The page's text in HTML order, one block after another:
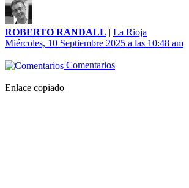
ROBERTO RANDALL | La Rioja
Miércoles, 10 Septiembre 2025 a las 10:48 am
Comentarios
Enlace copiado